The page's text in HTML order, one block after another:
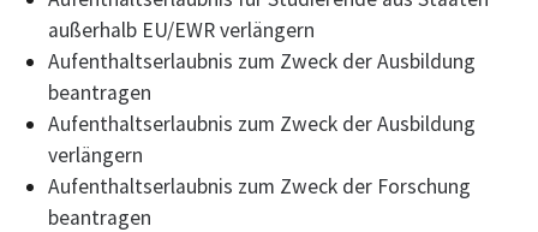
außerhalb EU/EWR verlängern
Aufenthaltserlaubnis zum Zweck der Ausbildung
beantragen
Aufenthaltserlaubnis zum Zweck der Ausbildung
verlängern
Aufenthaltserlaubnis zum Zweck der Forschung
beantragen